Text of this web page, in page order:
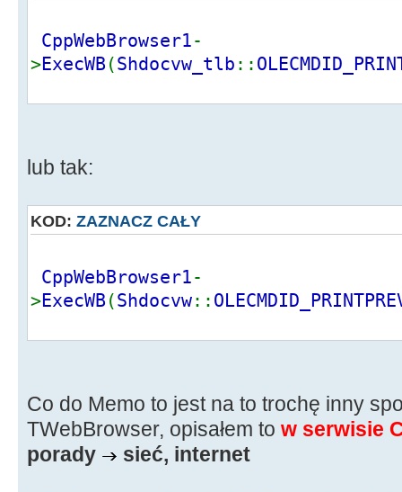
CppWebBrowser1-
>ExecWB (Shdocvw_tlb ::
lub tak:
KOD: ZAZNACZ CAŁY
CppWebBrowser1-
>ExecWB (Shdocvw::
Co do Memo to jest na to trochę inny
TWebBrowser, opisałem to w serwisie
porady
sieć, internet